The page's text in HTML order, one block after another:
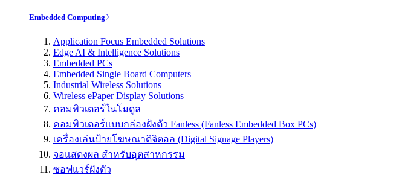
Embedded Computing
Application Focus Embedded Solutions
Edge AI & Intelligence Solutions
Embedded PCs
Embedded Single Board Computers
Industrial Wireless Solutions
Wireless ePaper Display Solutions
คอมพิวเตอร์ในโมดูล
คอมพิวเตอร์แบบกล่องฝังตัว Fanless (Fanless Embedded Box PCs)
เครื่องเล่นป้ายโฆษณาดิจิตอล (Digital Signage Players)
จอแสดงผล สำหรับอุตสาหกรรม
ซอฟแวร์ฝังตัว